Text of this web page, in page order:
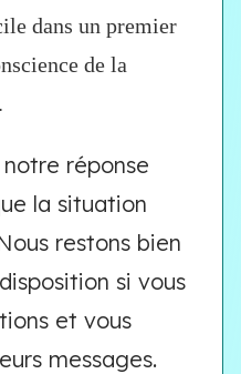
dans un premier
de la
réponse
la situation
restons bien
si vous
et vous
messages.